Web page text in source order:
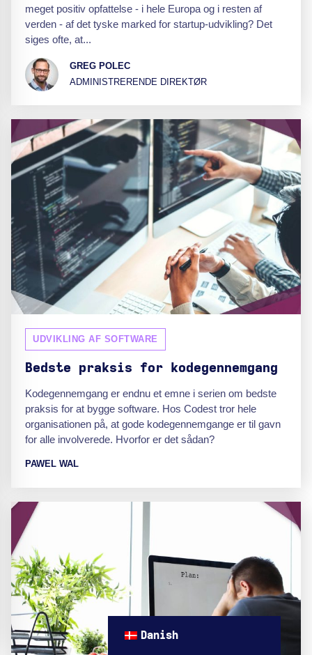
meget positiv opfattelse - i hele Europa og i resten af
verden - af det tyske marked for startup-udvikling? Det
siges ofte, at...
GREG POLEC
ADMINISTRERENDE DIREKTØR
UDVIKLING AF SOFTWARE
Bedste praksis for kodegennemgang
Kodegennemgang er endnu et emne i serien om bedste
praksis for at bygge software. Hos Codest tror hele
organisationen på, at gode kodegennemgange er til gavn
for alle involverede. Hvorfor er det sådan?
PAWEL WAL
Danish